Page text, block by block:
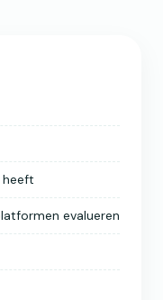
evalueren